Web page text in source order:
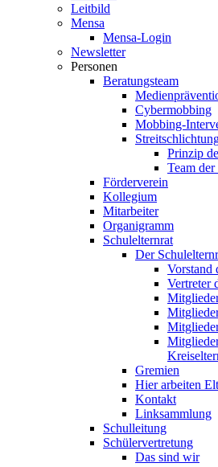
Leitbild
Mensa
Mensa-Login
Newsletter
Personen
Beratungsteam
Cybermobbing
Mobbing-
Prinzip
Team
Förderverein
Kollegium
Mitarbeiter
Organigramm
Schulelternrat
Der
Vorstand
Vertreter
Gremien
Hier arbeiten
Kontakt
Linksammlung
Schulleitung
Schülervertretung
Das sind wir